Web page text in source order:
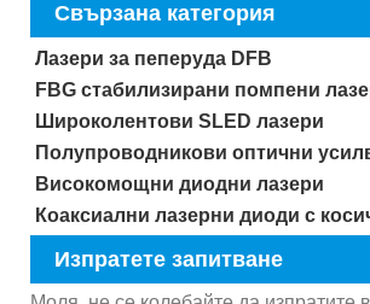
Свързана категория
Лазери за пеперуда DFB
FBG стабилизирани помпени
Широколентови SLED лазери
Полупроводникови оптични
Високомощни диодни лазери
Коаксиални лазерни диоди с
Изпратете запитване